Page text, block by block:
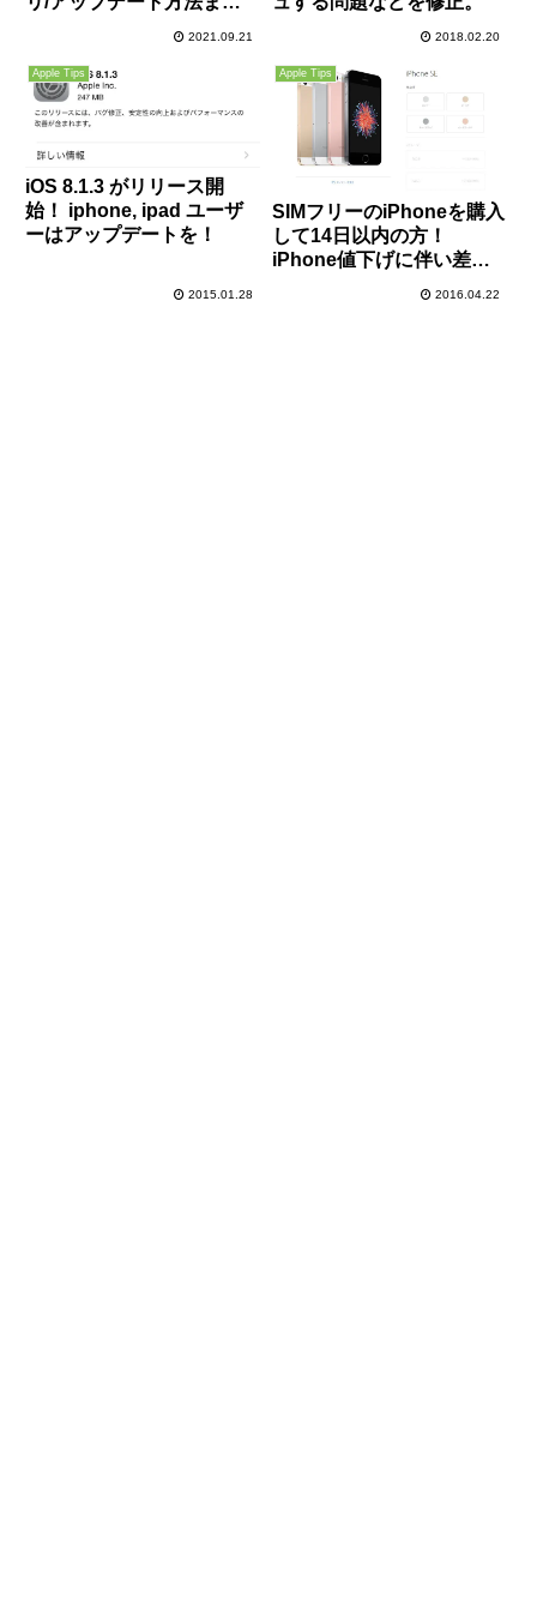
2021.09.21 2018.02.20
Apple Tips
iOS 8.1.3 がリリース開
始！ iphone, ipad ユーザ
ーはアップデートを！
2015.01.28
Apple Tips
SIMフリーのiPhoneを購入
して14日以内の方！
iPhone値下げに伴い差額
2016.04.22